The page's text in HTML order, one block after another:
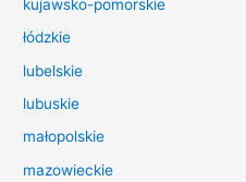
l
kujawsko-pomorskie
łódzkie
lubelskie
lubuskie
małopolskie
mazowieckie